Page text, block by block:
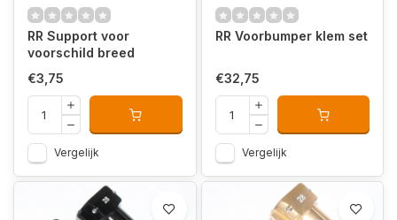
RR Support voor
voorschild breed
€3,75
Vergelijk
RR Voorbumper klem set
€32,75
Vergelijk